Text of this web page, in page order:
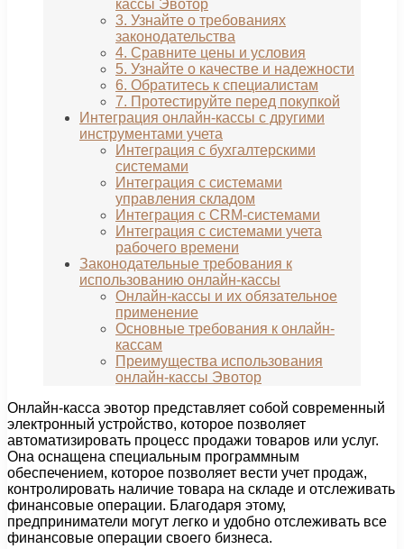
кассы Эвотор
3. Узнайте о требованиях
законодательства
4. Сравните цены и условия
5. Узнайте о качестве и надежности
6. Обратитесь к специалистам
7. Протестируйте перед покупкой
Интеграция онлайн-кассы с другими
инструментами учета
Интеграция с бухгалтерскими
системами
Интеграция с системами
управления складом
Интеграция с CRM-системами
Интеграция с системами учета
рабочего времени
Законодательные требования к
использованию онлайн-кассы
Онлайн-кассы и их обязательное
применение
Основные требования к онлайн-
кассам
Преимущества использования
онлайн-кассы Эвотор
Онлайн-касса эвотор представляет собой современный
электронный устройство, которое позволяет
автоматизировать процесс продажи товаров или услуг.
Она оснащена специальным программным
обеспечением, которое позволяет вести учет продаж,
контролировать наличие товара на складе и отслеживать
финансовые операции. Благодаря этому,
предприниматели могут легко и удобно отслеживать все
финансовые операции своего бизнеса.